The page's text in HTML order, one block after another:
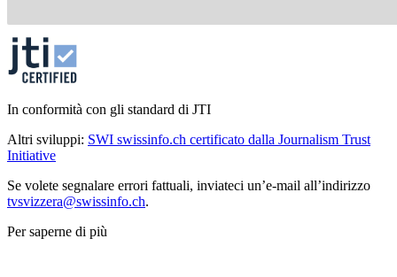
In conformità con gli standard di JTI
Altri sviluppi: SWI swissinfo.ch certificato dalla Journalism Trust
Initiative
Se volete segnalare errori fattuali, inviateci un’e-mail all’indirizzo
tvsvizzera@swissinfo.ch.
Per saperne di più